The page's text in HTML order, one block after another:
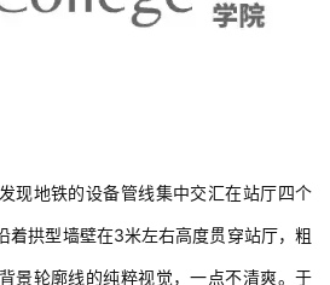
现地铁的设备管线集中交汇在站厅四个
着拱型墙壁在3米左右高度贯穿站厅，粗